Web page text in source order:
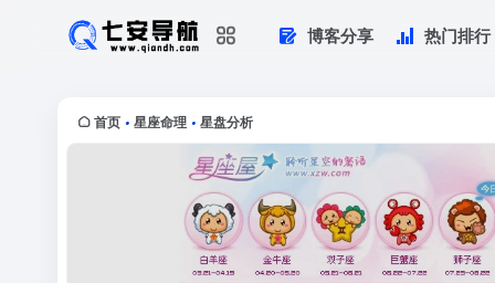
博客分享 热门排行
首页 • 星座命理 • 星盘分析